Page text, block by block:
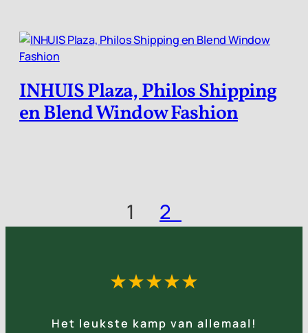
INHUIS Plaza, Philos Shipping
en Blend Window Fashion
1 2
★★★★★
Het leukste kamp van allemaal!